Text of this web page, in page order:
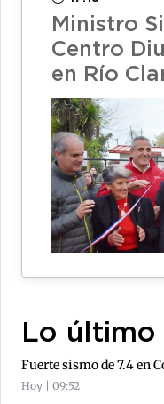
Ministro
Centro
en Río
Lo último
Fuerte sismo de 7.4 en
Hoy | 09:52